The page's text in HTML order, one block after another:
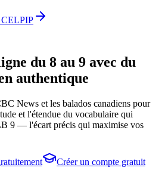
CELPIP
du 8 au 9 avec du
authentique
News et les balados canadiens pour
et l'étendue du vocabulaire qui
9 — l'écart précis qui maximise vos
Créer un compte gratuit